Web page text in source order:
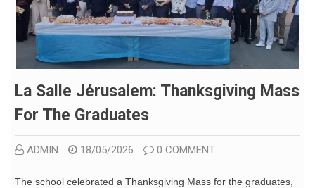
La Salle Jérusalem: Thanksgiving Mass
For The Graduates
ADMIN 18/05/2026 0 COMMENT
The school celebrated a Thanksgiving Mass for the graduates,